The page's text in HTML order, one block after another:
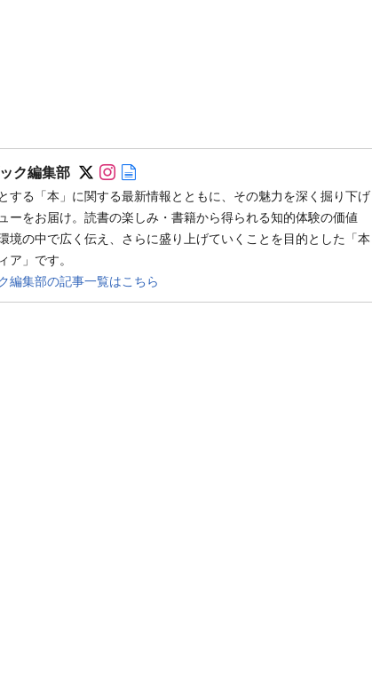
ク編集部 Follow on SNS
Follow on SNS
する「本」に関する最新情報とともに、その魅力を深く掘り下げ
ーをお届け。読書の楽しみ・書籍から得られる知的体験の価値
境の中で広く伝え、さらに盛り上げていくことを目的とした「本
ア」です。
編集部の記事一覧はこちら